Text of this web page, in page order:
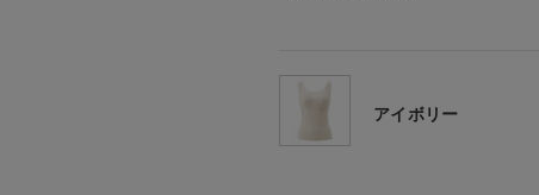
アイボリー